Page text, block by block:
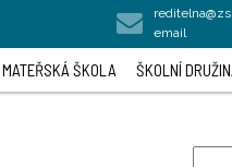
email
MATEŘSKÁ ŠKOLA ŠKOLNÍ